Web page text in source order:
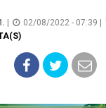
02/08/2022 - 07:39 |